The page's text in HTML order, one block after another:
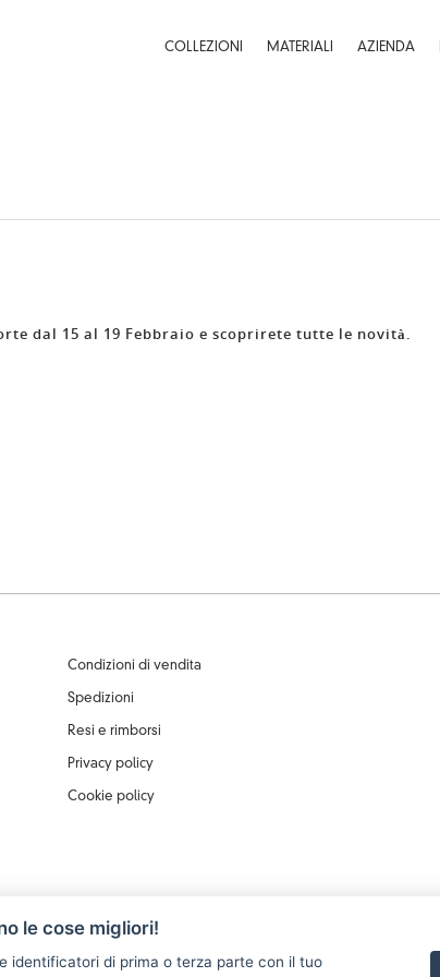
COLLEZIONI MATERIALI AZIENDA
dal 15 al 19 Febbraio e scoprirete tutte le novità.
Condizioni di vendita
Spedizioni
Resi e rimborsi
Privacy policy
Cookie policy
le cose migliori!
identificatori di prima o terza parte con il tuo